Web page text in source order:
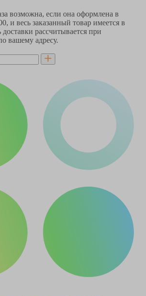
возможна, если она оформлена в
, и весь заказанный товар имеется в
рассчитывается при
вашему адресу.